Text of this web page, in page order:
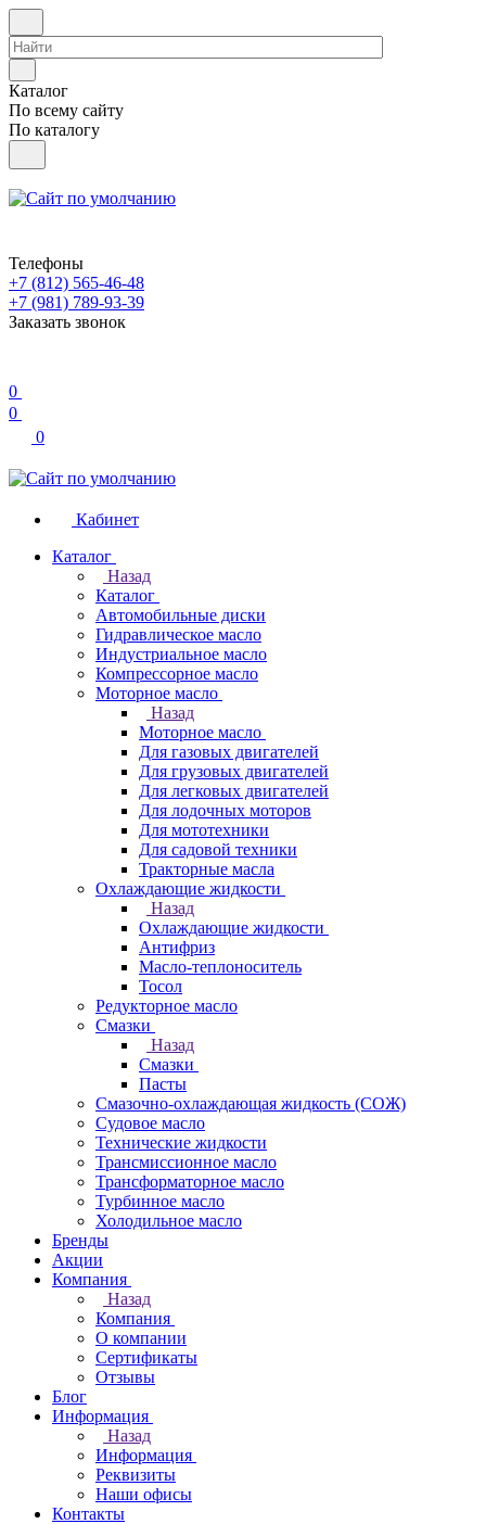
Каталог
По всему сайту
По каталогу
Телефоны
+7 (812) 565-46-48
+7 (981) 789-93-39
Заказать звонок
0
0
0
Кабинет
Каталог
Назад
Каталог
Автомобильные диски
Гидравлическое масло
Индустриальное масло
Компрессорное масло
Моторное масло
Назад
Моторное масло
Для газовых двигателей
Для грузовых двигателей
Для легковых двигателей
Для лодочных моторов
Для мототехники
Для садовой техники
Тракторные масла
Охлаждающие жидкости
Назад
Охлаждающие жидкости
Антифриз
Масло-теплоноситель
Тосол
Редукторное масло
Смазки
Назад
Смазки
Пасты
Смазочно-охлаждающая жидкость (СОЖ)
Судовое масло
Технические жидкости
Трансмиссионное масло
Трансформаторное масло
Турбинное масло
Холодильное масло
Бренды
Акции
Компания
Назад
Компания
О компании
Сертификаты
Отзывы
Блог
Информация
Назад
Информация
Реквизиты
Наши офисы
Контакты